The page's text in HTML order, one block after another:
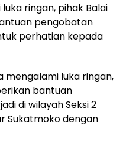
ringan, pihak Balai
pengobatan
perhatian kepada
mengalami luka ringan,
bantuan
di wilayah Seksi 2
Sukatmoko dengan